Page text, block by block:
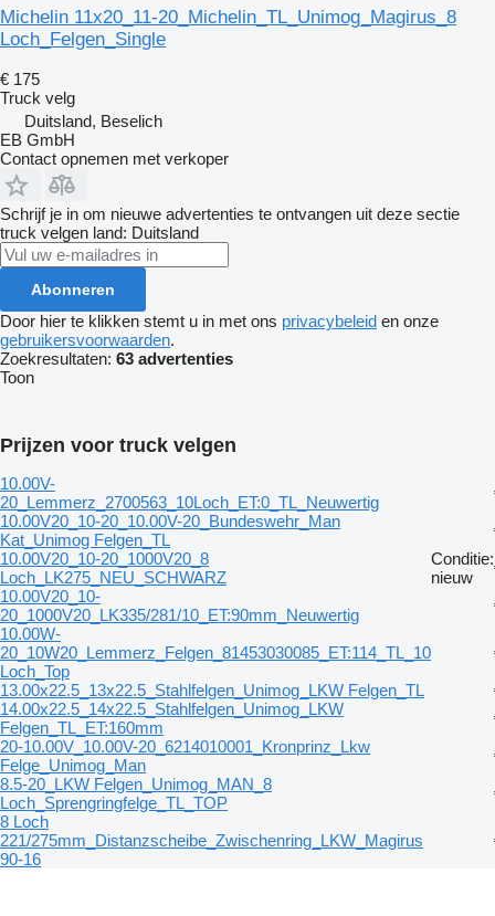
Michelin 11x20_11-20_Michelin_TL_Unimog_Magirus_8
Loch_Felgen_Single
€ 175
Truck velg
Duitsland, Beselich
EB GmbH
Contact opnemen met verkoper
Schrijf je in om nieuwe advertenties te ontvangen uit deze sectie
truck velgen land: Duitsland
Abonneren
Door hier te klikken stemt u in met ons privacybeleid en onze
gebruikersvoorwaarden.
Zoekresultaten: 63 advertenties
Toon
Prijzen voor truck velgen
10.00V-
20_Lemmerz_2700563_10Loch_ET:0_TL_Neuwertig
10.00V20_10-20_10.00V-20_Bundeswehr_Man
Kat_Unimog Felgen_TL
10.00V20_10-20_1000V20_8
Loch_LK275_NEU_SCHWARZ
Conditie:
nieuw
10.00V20_10-
20_1000V20_LK335/281/10_ET:90mm_Neuwertig
10.00W-
20_10W20_Lemmerz_Felgen_81453030085_ET:114_TL_10
Loch_Top
13.00x22.5_13x22.5_Stahlfelgen_Unimog_LKW Felgen_TL
14.00x22.5_14x22.5_Stahlfelgen_Unimog_LKW
Felgen_TL_ET:160mm
20-10.00V_10.00V-20_6214010001_Kronprinz_Lkw
Felge_Unimog_Man
8.5-20_LKW Felgen_Unimog_MAN_8
Loch_Sprengringfelge_TL_TOP
8 Loch
221/275mm_Distanzscheibe_Zwischenring_LKW_Magirus
90-16